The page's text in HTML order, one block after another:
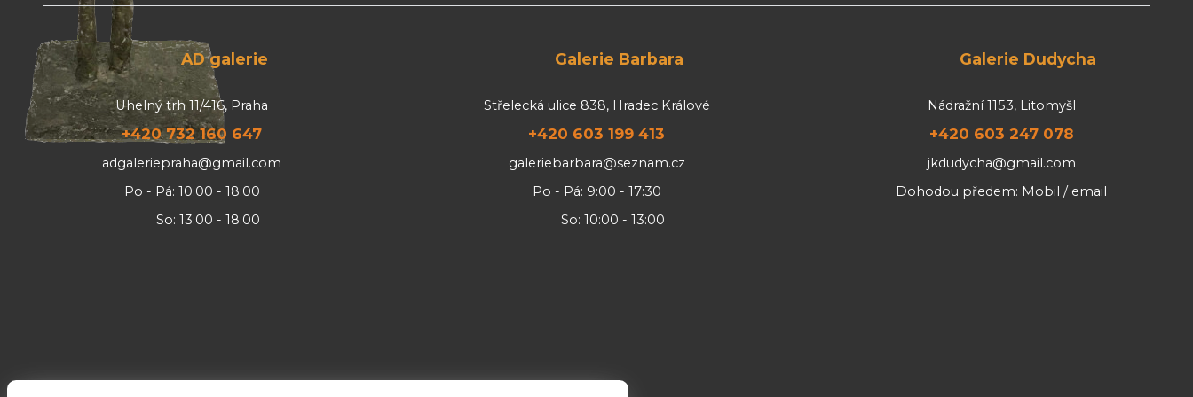
AD galerie
Uhelný trh 11/416, Praha
+420 732 160 647
adgaleriepraha@gmail.com
Po - Pá: 10:00 - 18:00
So: 13:00 - 18:00
Galerie Barbara
Střelecká ulice 838, Hradec Králové
+420 603 199 413
galeriebarbara@seznam.cz
Po - Pá: 9:00 - 17:30
So: 10:00 - 13:00
Galerie Dudycha
Nádražní 1153, Litomyšl
+420 603 247 078
jkdudycha@gmail.com
Dohodou předem: Mobil / email